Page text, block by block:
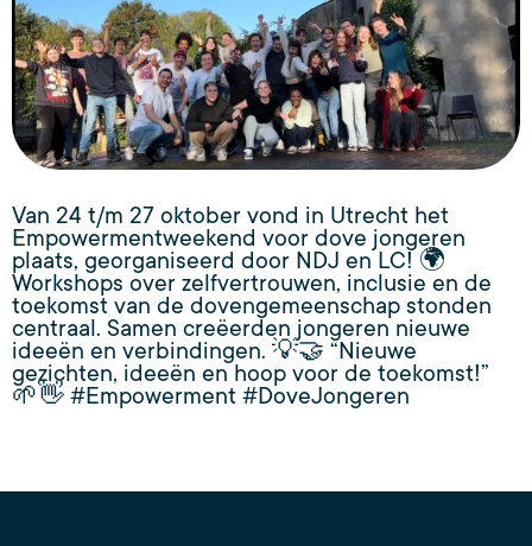
Van 24 t/m 27 oktober vond in Utrecht het
Empowermentweekend voor dove jongeren
plaats, georganiseerd door NDJ en LC! 🌍
Workshops over zelfvertrouwen, inclusie en de
toekomst van de dovengemeenschap stonden
centraal. Samen creëerden jongeren nieuwe
ideeën en verbindingen. 💡🤝 “Nieuwe
gezichten, ideeën en hoop voor de toekomst!”
🌱👋 #Empowerment #DoveJongeren